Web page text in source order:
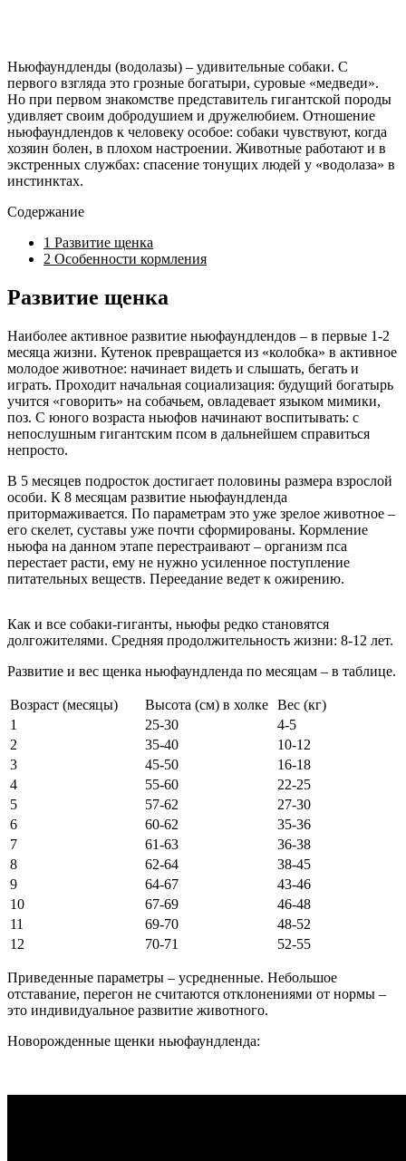
Ньюфаундленды (водолазы) – удивительные собаки. С
первого взгляда это грозные богатыри, суровые «медведи».
Но при первом знакомстве представитель гигантской породы
удивляет своим добродушием и дружелюбием. Отношение
ньюфаундлендов к человеку особое: собаки чувствуют, когда
хозяин болен, в плохом настроении. Животные работают и в
экстренных службах: спасение тонущих людей у «водолаза» в
инстинктах.
Содержание
1 Развитие щенка
2 Особенности кормления
Развитие щенка
Наиболее активное развитие ньюфаундлендов – в первые 1-2
месяца жизни. Кутенок превращается из «колобка» в активное
молодое животное: начинает видеть и слышать, бегать и
играть. Проходит начальная социализация: будущий богатырь
учится «говорить» на собачьем, овладевает языком мимики,
поз. С юного возраста ньюфов начинают воспитывать: с
непослушным гигантским псом в дальнейшем справиться
непросто.
В 5 месяцев подросток достигает половины размера взрослой
особи. К 8 месяцам развитие ньюфаундленда
притормаживается. По параметрам это уже зрелое животное –
его скелет, суставы уже почти сформированы. Кормление
ньюфа на данном этапе перестраивают – организм пса
перестает расти, ему не нужно усиленное поступление
питательных веществ. Переедание ведет к ожирению.
Как и все собаки-гиганты, ньюфы редко становятся
долгожителями. Средняя продолжительность жизни: 8-12 лет.
Развитие и вес щенка ньюфаундленда по месяцам – в таблице.
Возраст (месяцы) Высота (см) в холке Вес (кг)
1
25-30
4-5
2
35-40
10-12
3
45-50
16-18
4
55-60
22-25
5
57-62
27-30
6
60-62
35-36
7
61-63
36-38
8
62-64
38-45
9
64-67
43-46
10
67-69
46-48
11
69-70
48-52
12
70-71 52-55
Приведенные параметры – усредненные. Небольшое
отставание, перегон не считаются отклонениями от нормы –
это индивидуальное развитие животного.
Новорожденные щенки ньюфаундленда: